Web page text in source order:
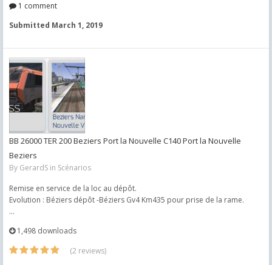
1 comment
Submitted March 1, 2019
BB 26000 TER 200 Beziers Port la Nouvelle C140 Port la Nouvelle
Beziers
By GerardS in Scénarios
Remise en service de la loc au dépôt.
Evolution : Béziers dépôt -Béziers Gv4 Km435 pour prise de la rame.
...
1,498 downloads
(2 reviews)